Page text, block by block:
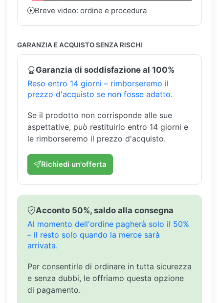
Breve video: ordine e procedura
GARANZIA E ACQUISTO SENZA RISCHI
Garanzia di soddisfazione al 100%
Reso entro 14 giorni – rimborseremo il
prezzo d'acquisto se non fosse adatto.
Se il prodotto non corrisponde alle sue
aspettative, può restituirlo entro 14 giorni e
le rimborseremo il prezzo d'acquisto.
Richiedi un'offerta
Acconto 50%, saldo alla consegna
Al momento dell'ordine pagherà solo il 50%
– il resto solo quando la merce sarà
arrivata.
Per consentirle di ordinare in tutta sicurezza
e senza dubbi, le offriamo questa opzione
di pagamento.